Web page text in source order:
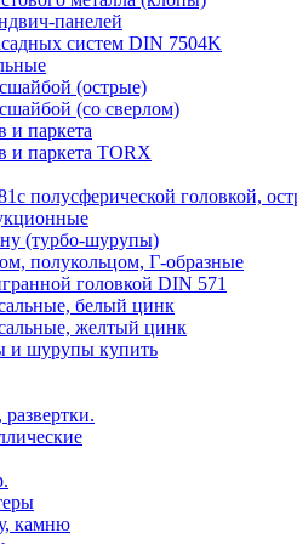
панелей
систем DIN 7504K
(острые)
(со сверлом)
и паркета
и паркета TORX
полусферической головкой,
(турбо-шурупы)
полукольцом, Г-образные
головкой DIN 571
белый цинк
желтый цинк
и шурупы купить
камню